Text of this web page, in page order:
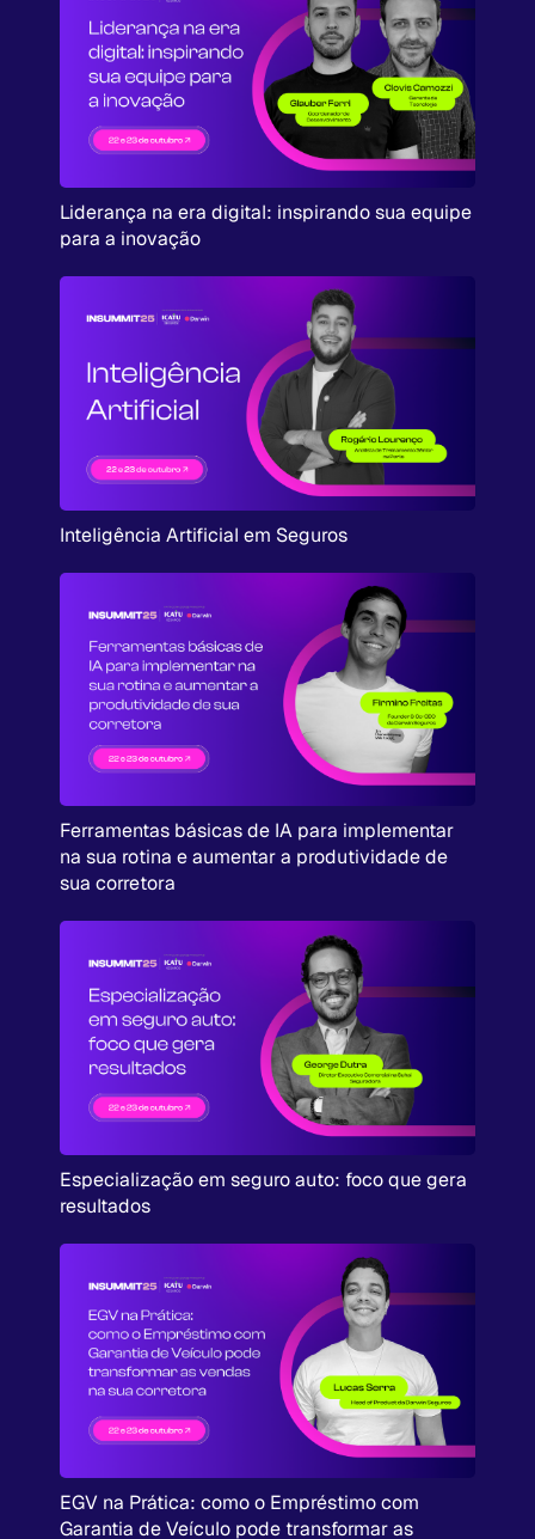
Liderança na era digital: inspirando sua equipe
para a inovação
Inteligência Artificial em Seguros
Ferramentas básicas de IA para implementar
na sua rotina e aumentar a produtividade de
sua corretora
Especialização em seguro auto: foco que gera
resultados
EGV na Prática: como o Empréstimo com
Garantia de Veículo pode transformar as